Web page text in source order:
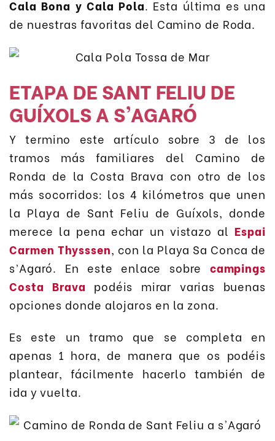
Cala Bona y Cala Pola. Esta última es una
de nuestras favoritas del Camino de Roda.
ETAPA DE SANT FELIU DE
GUÍXOLS A S’AGARÓ
Y termino este artículo sobre 3 de los
tramos más familiares del Camino de
Ronda de la Costa Brava con otro de los
más socorridos: los 4 kilómetros que unen
la Playa de Sant Feliu de Guíxols, donde
merece la pena echar un vistazo al Espai
Carmen Thysssen, con la Playa Sa Conca de
s’Agaró. En este enlace sobre campings
Costa Brava podéis mirar varias buenas
opciones donde alojaros en la zona.
Es este un tramo que se completa en
apenas 1 hora, de manera que os podéis
plantear, fácilmente hacerlo también de
ida y vuelta.